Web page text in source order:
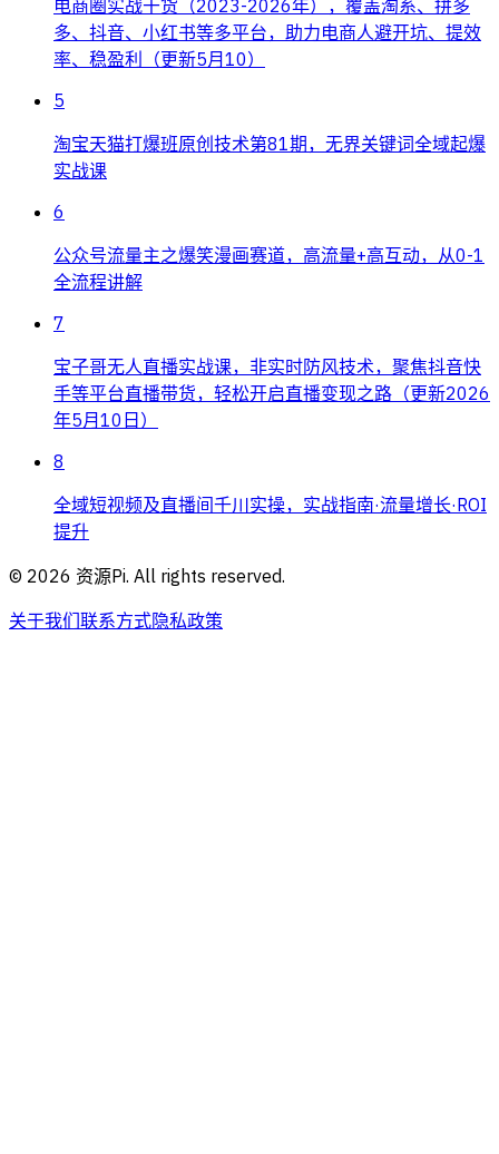
电商圈实战干货（2023-2026年），覆盖淘系、拼多
多、抖音、小红书等多平台，助力电商人避开坑、提效
率、稳盈利（更新5月10）
5
淘宝天猫打爆班原创技术第81期，无界关键词全域起爆
实战课
6
公众号流量主之爆笑漫画赛道，高流量+高互动，从0-1
全流程讲解
7
宝子哥无人直播实战课，非实时防风技术，聚焦抖音快
手等平台直播带货，轻松开启直播变现之路（更新2026
年5月10日）
8
全域短视频及直播间千川实操，实战指南·流量增长·ROI
提升
© 2026 资源Pi. All rights reserved.
关于我们联系方式隐私政策